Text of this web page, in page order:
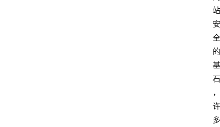
站
安
全
的
基
石
，
许
多